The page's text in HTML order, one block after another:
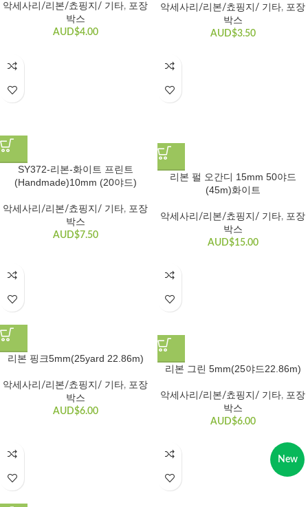
악세사리/리본/쵸핑지/ 기타, 포장
박스
AUD$4.00
악세사리/리본/쵸핑지/ 기타, 포장
박스
AUD$3.50
SY372-리본-화이트 프린트
(Handmade)10mm (20야드)
악세사리/리본/쵸핑지/ 기타, 포장
박스
AUD$7.50
리본 펄 오간디 15mm 50야드
(45m)화이트
악세사리/리본/쵸핑지/ 기타, 포장
박스
AUD$15.00
리본 핑크5mm(25yard 22.86m)
악세사리/리본/쵸핑지/ 기타, 포장
박스
AUD$6.00
리본 그린 5mm(25야드22.86m)
악세사리/리본/쵸핑지/ 기타, 포장
박스
AUD$6.00
New